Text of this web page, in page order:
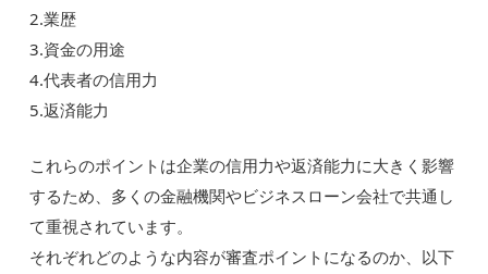
2.業歴
3.資金の用途
4.代表者の信用力
5.返済能力
これらのポイントは企業の信用力や返済能力に大きく影響
するため、多くの金融機関やビジネスローン会社で共通し
て重視されています。
それぞれどのような内容が審査ポイントになるのか、以下